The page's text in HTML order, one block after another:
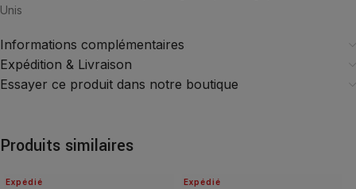
Unis
Informations complémentaires
Expédition & Livraison
Essayer ce produit dans notre boutique
Produits similaires
Expédié
Expédié